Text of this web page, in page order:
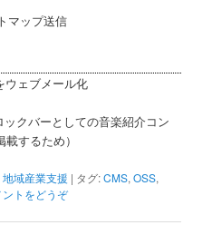
マップ送信
ウェブメール化
クバーとしての音楽紹介コン
するため）
地域産業支援 | タグ:CMS,OSS,
ントをどうぞ